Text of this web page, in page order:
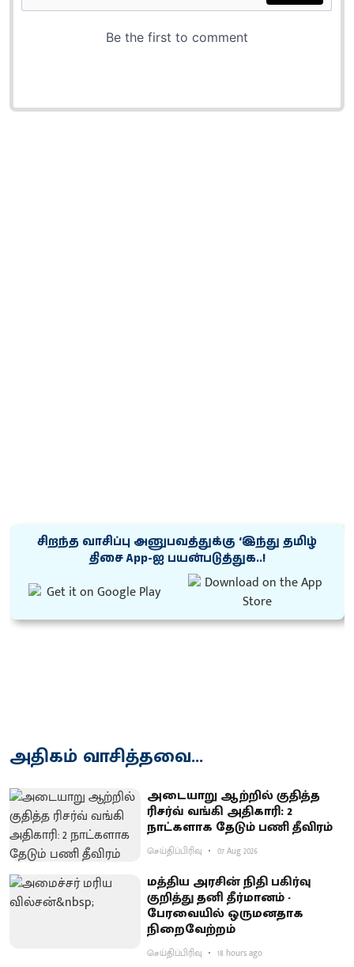
சிறந்த வாசிப்பு அனுபவத்துக்கு ‘இந்து தமிழ்
திசை App-ஐ பயன்படுத்துக..!
அதிகம் வாசித்தவை...
அடையாறு ஆற்றில் குதித்த
ரிசர்வ் வங்கி அதிகாரி: 2
நாட்களாக தேடும் பணி தீவிரம்
செய்திப்பிரிவு 07 Aug 2026
மத்திய அரசின் நிதி பகிர்வு
குறித்து தனி தீர்மானம் -
பேரவையில் ஒருமனதாக
நிறைவேற்றம்
செய்திப்பிரிவு 18 hours ago